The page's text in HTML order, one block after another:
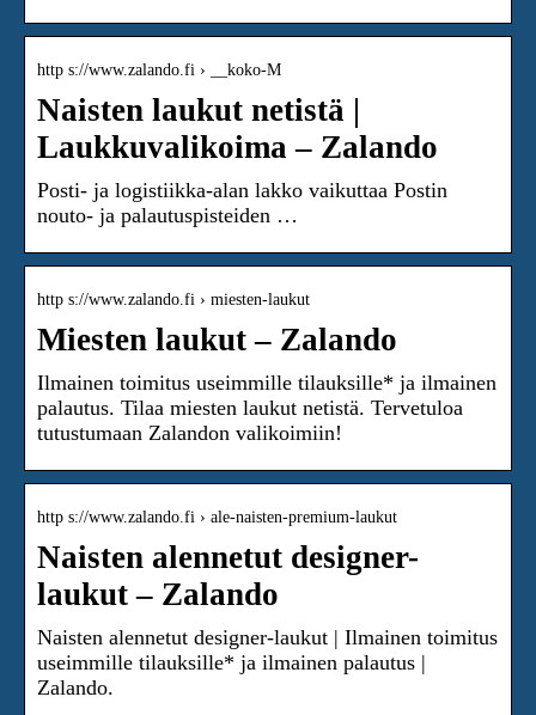
http s://www.zalando.fi › __koko-M
Naisten laukut netistä |
Laukkuvalikoima – Zalando
Posti- ja logistiikka-alan lakko vaikuttaa Postin
nouto- ja palautuspisteiden …
http s://www.zalando.fi › miesten-laukut
Miesten laukut – Zalando
Ilmainen toimitus useimmille tilauksille* ja ilmainen
palautus. Tilaa miesten laukut netistä. Tervetuloa
tutustumaan Zalandon valikoimiin!
http s://www.zalando.fi › ale-naisten-premium-laukut
Naisten alennetut designer-
laukut – Zalando
Naisten alennetut designer-laukut | Ilmainen toimitus
useimmille tilauksille* ja ilmainen palautus |
Zalando.